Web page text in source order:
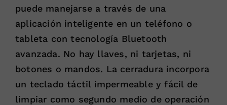
puede manejarse a través de una
aplicación inteligente en un teléfono o
tableta con tecnología Bluetooth
avanzada. No hay llaves, ni tarjetas, ni
botones o mandos. La cerradura incorpora
un teclado táctil impermeable y fácil de
limpiar como segundo medio de operación